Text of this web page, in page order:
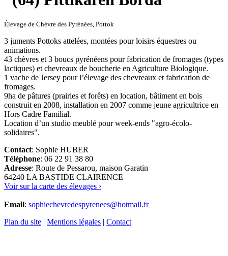
Élevage de Chèvre des Pyrénées, Pottok
3 juments Pottoks attelées, montées pour loisirs équestres ou
animations.
43 chèvres et 3 boucs pyrénéens pour fabrication de fromages (types
lactiques) et chevreaux de boucherie en Agriculture Biologique.
1 vache de Jersey pour l’élevage des chevreaux et fabrication de
fromages.
9ha de pâtures (prairies et forêts) en location, bâtiment en bois
construit en 2008, installation en 2007 comme jeune agricultrice en
Hors Cadre Familial.
Location d’un studio meublé pour week-ends "agro-écolo-
solidaires".
Contact: Sophie HUBER
Téléphone: 06 22 91 38 80
Adresse: Route de Pessarou, maison Garatin
64240 LA BASTIDE CLAIRENCE
Voir sur la carte des élevages ›
Email: sophiechevredespyrenees@hotmail.fr
Plan du site | Mentions légales | Contact